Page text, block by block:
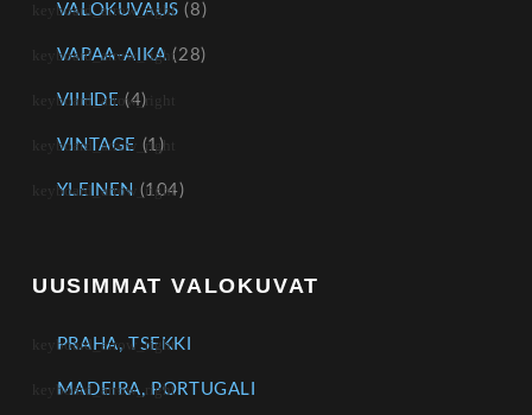
VALOKUVAUS (8)
VAPAA-AIKA (28)
VIIHDE (4)
VINTAGE (1)
YLEINEN (104)
UUSIMMAT VALOKUVAT
PRAHA, TSEKKI
MADEIRA, PORTUGALI